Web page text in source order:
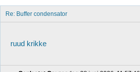
Re: Buffer condensator
ruud krikke